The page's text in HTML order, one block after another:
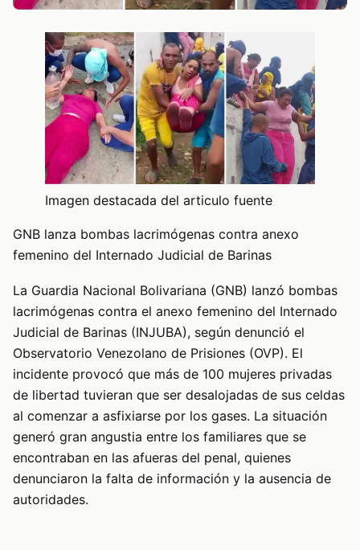
Imagen destacada del articulo fuente
GNB lanza bombas lacrimógenas contra anexo
femenino del Internado Judicial de Barinas
La Guardia Nacional Bolivariana (GNB) lanzó bombas
lacrimógenas contra el anexo femenino del Internado
Judicial de Barinas (INJUBA), según denunció el
Observatorio Venezolano de Prisiones (OVP). El
incidente provocó que más de 100 mujeres privadas
de libertad tuvieran que ser desalojadas de sus celdas
al comenzar a asfixiarse por los gases. La situación
generó gran angustia entre los familiares que se
encontraban en las afueras del penal, quienes
denunciaron la falta de información y la ausencia de
autoridades.